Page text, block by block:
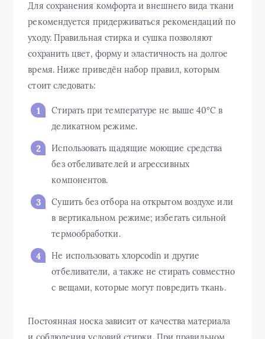
Для сохранения комфорта и внешнего вида ткани
рекомендуется придерживаться рекомендаций по
уходу. Правильная стирка и сушка позволяют
сохранить цвет, форму и эластичность на долгое
время. Ниже приведён набор правил, которым
стоит следовать:
Стирать при температуре не выше 40°C в
деликатном режиме.
Использовать щадящие моющие средства
без отбеливателей и агрессивных
компонентов.
Сушить без отбора на открытом воздухе или
в вертикальном режиме; избегать сильной
термообработки.
Не использовать хлорсodin и другие
отбеливатели, а также не стирать совместно
с вещами, которые могут повредить ткань.
Постоянная носка зависит от качества материала